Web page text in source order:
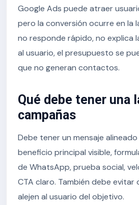
Google Ads puede atraer
pero la conversión ocurre en la
no responde rápido, no explica
al usuario, el presupuesto se
que no generan contactos.
Qué debe tener una
campañas
Debe tener un mensaje
beneficio principal visible,
de WhatsApp, prueba social,
CTA claro. También debe
alejen al usuario del objetivo.